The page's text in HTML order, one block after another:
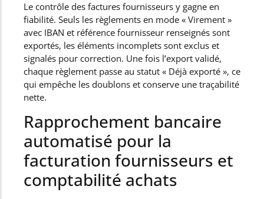
Le contrôle des factures fournisseurs y gagne en
fiabilité. Seuls les règlements en mode « Virement »
avec IBAN et référence fournisseur renseignés sont
exportés, les éléments incomplets sont exclus et
signalés pour correction. Une fois l’export validé,
chaque règlement passe au statut « Déjà exporté », ce
qui empêche les doublons et conserve une traçabilité
nette.
Rapprochement bancaire
automatisé pour la
facturation fournisseurs et
comptabilité achats